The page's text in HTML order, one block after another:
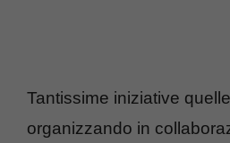
Tantissime iniziative
organizzando in